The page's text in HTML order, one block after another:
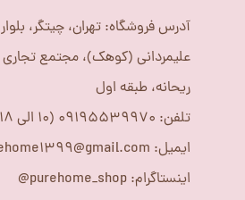
آدرس فروشگاه: تهران، چیتگر، بلوار
علیمردانی (کوهک)، مجتمع تجاری
ریحانه، طبقه اول
تلفن: 09195539970 (10 الی 18 )
ایمیل: purehome1399@gmail.com
اینستاگرام: purehome_shop@